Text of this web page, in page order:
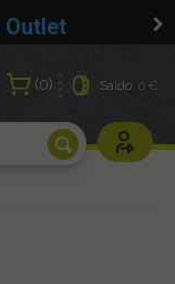
Outlet
0 Saldo:0 €
Usuarios